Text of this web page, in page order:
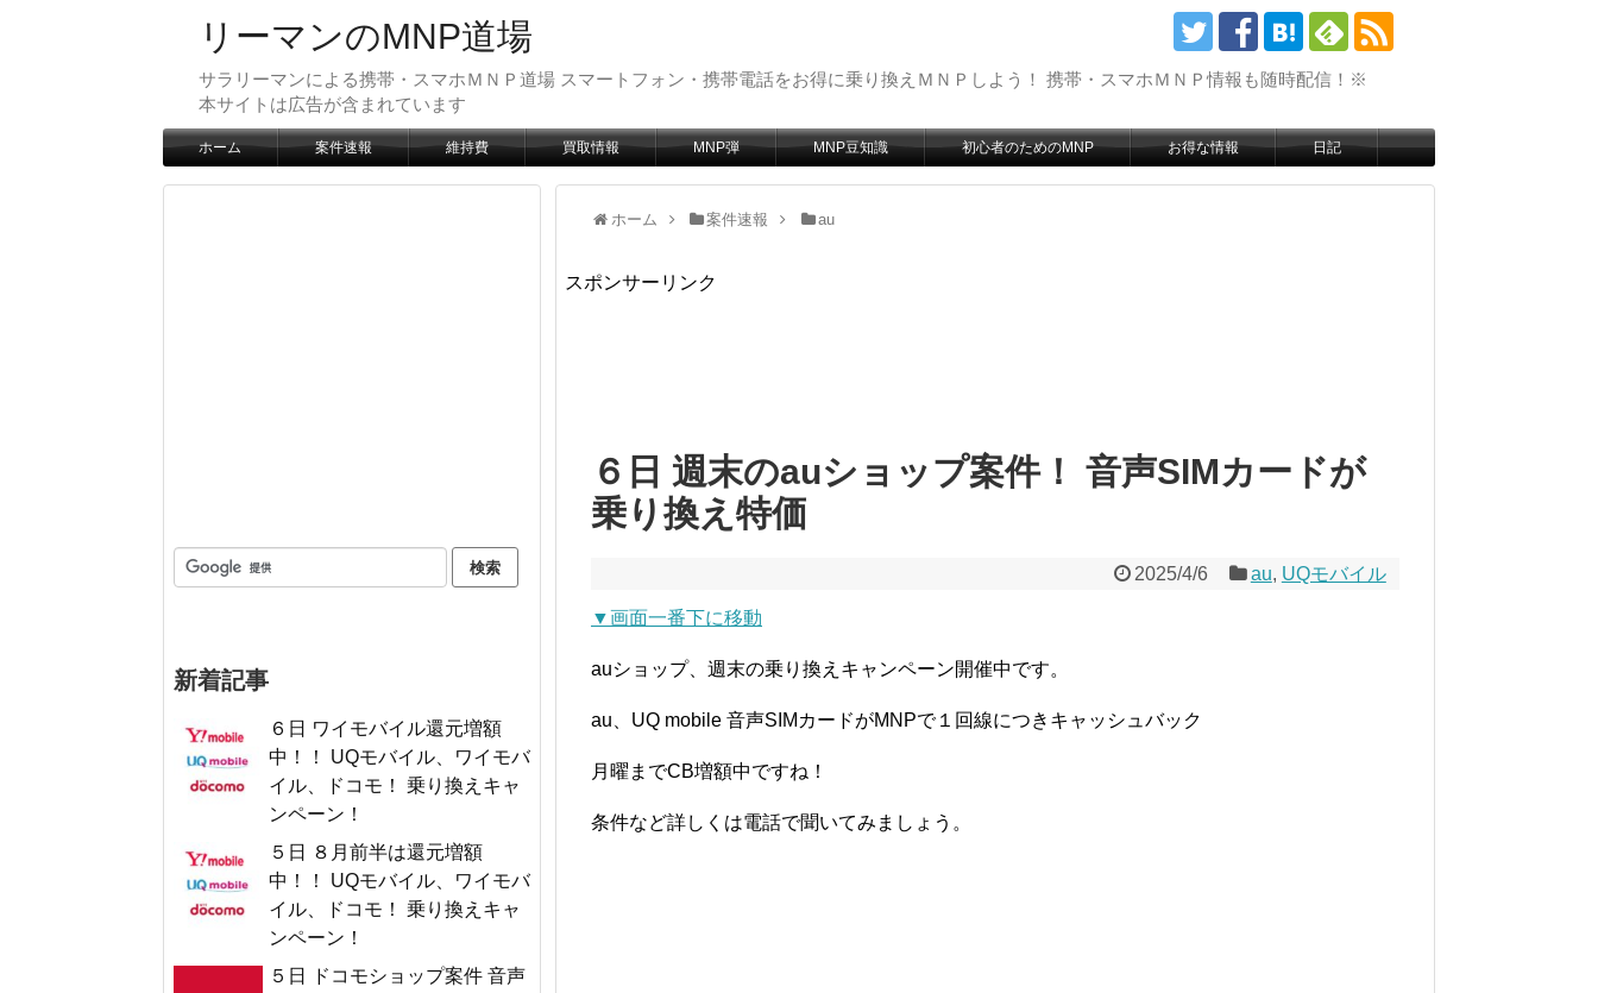
リーマンのMNP道場
サラリーマンによる携帯・スマホＭＮＰ道場 スマートフォン・携帯電話をお得に乗り換えＭＮＰしよう！ 携帯・スマホＭＮＰ情報も随時配信！※
本サイトは広告が含まれています
ホーム 案件速報 維持費 買取情報 MNP弾 MNP豆知識 初心者のためのMNP お得な情報 日記
ホーム 案件速報 au
スポンサーリンク
６日 週末のauショップ案件！ 音声SIMカードが
乗り換え特価
2025/4/6 au, UQモバイル
▼画面一番下に移動
auショップ、週末の乗り換えキャンペーン開催中です。
au、UQ mobile 音声SIMカードがMNPで１回線につきキャッシュバック
月曜までCB増額中ですね！
条件など詳しくは電話で聞いてみましょう。
新着記事
６日 ワイモバイル還元増額
中！！ UQモバイル、ワイモバ
イル、ドコモ！ 乗り換えキャ
ンペーン！
５日 ８月前半は還元増額
中！！ UQモバイル、ワイモバ
イル、ドコモ！ 乗り換えキャ
ンペーン！
５日 ドコモショップ案件 音声